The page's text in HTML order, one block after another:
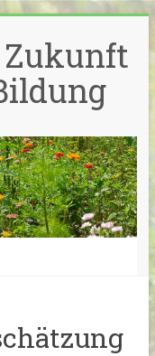
Zukunft